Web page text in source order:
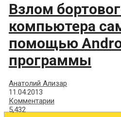
Взлом
компьютера
помощью
программы
Анатолий Ализар
11.04.2013
Комментарии
5,432